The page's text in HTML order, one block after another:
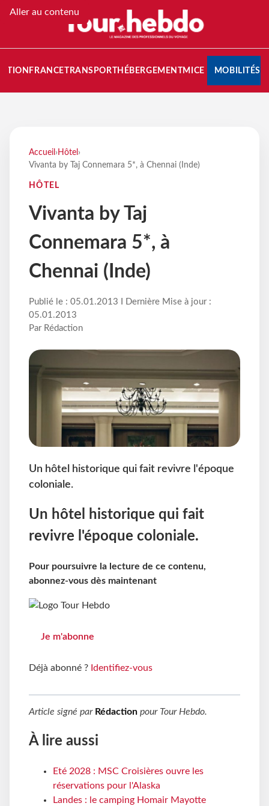
Aller au contenu
FRANCETRANSPORT HÉBERGEMENTMICE MOBILITÉS
Accueil › Hôtel ›
Vivanta by Taj Connemara 5*, à Chennai (Inde)
HÔTEL
Vivanta by Taj
Connemara 5*, à
Chennai (Inde)
Publié le : 05.01.2013 I Dernière Mise à jour :
05.01.2013
Par Rédaction
Un hôtel historique qui fait revivre l'époque
coloniale.
Un hôtel historique qui fait
revivre l'époque coloniale.
Pour poursuivre la lecture de ce contenu,
abonnez-vous dès maintenant
Je m'abonne
Déjà abonné ? Identifiez-vous
Article signé par Rédaction pour Tour Hebdo.
À lire aussi
Eté 2028 : MSC Croisières ouvre les
réservations pour l'Alaska
Landes : le camping Homair Mayotte